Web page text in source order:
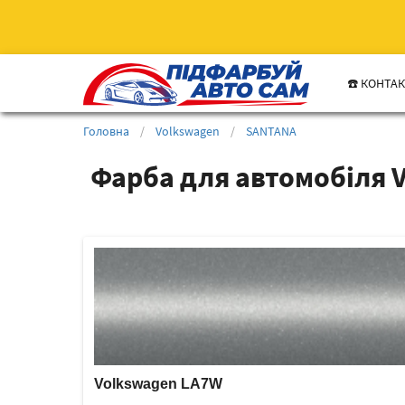
☎️
Головна / Volkswagen / SANTANA
Фарба для автомобіля
Volkswagen LA7W